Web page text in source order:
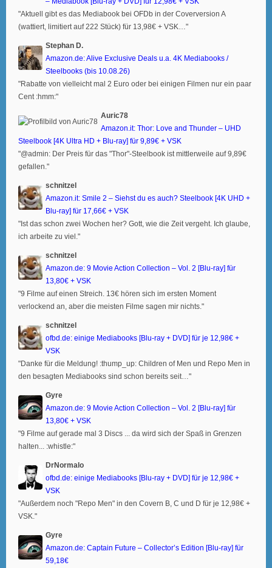
"Aktuell gibt es das Mediabook bei OFDb in der Coverversion A
(wattiert, limitiert auf 222 Stück) für 13,98€ + VSK…"
Stephan D.
Amazon.de: Alive Exclusive Deals u.a. 4K Mediabooks /
Steelbooks (bis 10.08.26)
"Rabatte von vielleicht mal 2 Euro oder bei einigen Filmen nur ein paar
Cent :hmm:"
Auric78
Amazon.it: Thor: Love and Thunder – UHD
Steelbook [4K Ultra HD + Blu-ray] für 9,89€ + VSK
"@admin: Der Preis für das "Thor"-Steelbook ist mittlerweile auf 9,89€
gefallen."
schnitzel
Amazon.it: Smile 2 – Siehst du es auch? Steelbook [4K UHD +
Blu-ray] für 17,66€ + VSK
"Ist das schon zwei Wochen her? Gott, wie die Zeit vergeht. Ich glaube,
ich arbeite zu viel."
schnitzel
Amazon.de: 9 Movie Action Collection – Vol. 2 [Blu-ray] für
13,80€ + VSK
"9 Filme auf einen Streich. 13€ hören sich im ersten Moment
verlockend an, aber die meisten Filme sagen mir nichts."
schnitzel
ofbd.de: einige Mediabooks [Blu-ray + DVD] für je 12,98€ +
VSK
"Danke für die Meldung! :thump_up: Children of Men und Repo Men in
den besagten Mediabooks sind schon bereits seit…"
Gyre
Amazon.de: 9 Movie Action Collection – Vol. 2 [Blu-ray] für
13,80€ + VSK
"9 Filme auf gerade mal 3 Discs ... da wird sich der Spaß in Grenzen
halten... :whistle:"
DrNormalo
ofbd.de: einige Mediabooks [Blu-ray + DVD] für je 12,98€ +
VSK
"Außerdem noch "Repo Men" in den Covern B, C und D für je 12,98€ +
VSK."
Gyre
Amazon.de: Captain Future – Collector’s Edition [Blu-ray] für
59,18€